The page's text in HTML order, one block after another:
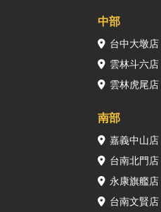
中部
台中大墩店
雲林斗六店
雲林虎尾店
南部
嘉義中山店
台南北門店
永康旗艦店
台南文賢店